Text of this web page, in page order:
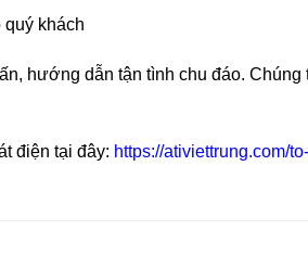
quý khách
hướng dẫn tận tình chu đáo.
điện tại đây: https://ativiettrung.com/